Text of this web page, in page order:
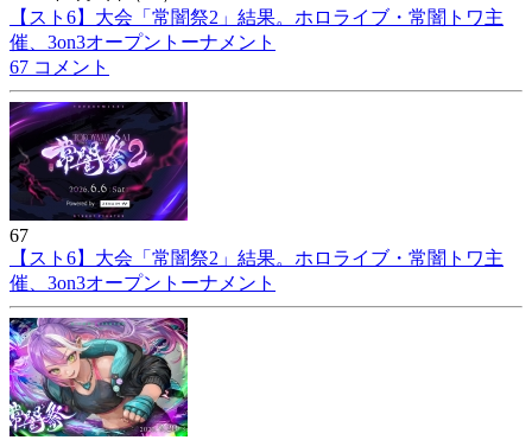
【スト6】大会「常闇祭2」結果。ホロライブ・常闇トワ主
催、3on3オープントーナメント
67 コメント
67
【スト6】大会「常闇祭2」結果。ホロライブ・常闇トワ主
催、3on3オープントーナメント